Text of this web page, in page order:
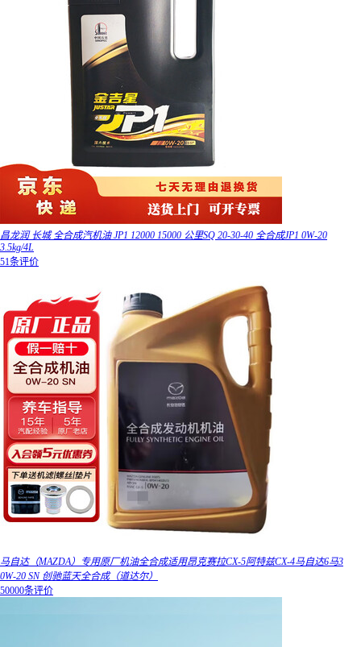
昌龙润 长城 全合成汽机油 JP1 12000 15000 公里SQ 20-30-40 全合成JP1 0W-20
3.5kg/4L
51条评价
马自达（MAZDA）专用原厂机油全合成适用昂克赛拉CX-5阿特兹CX-4马自达6马3
0W-20 SN 创驰蓝天全合成（道达尔）
50000条评价